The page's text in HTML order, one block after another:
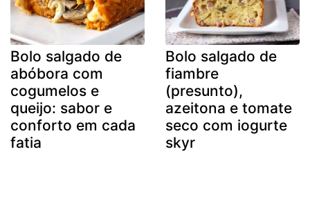
Bolo salgado de
abóbora com
cogumelos e
queijo: sabor e
conforto em cada
fatia
Bolo salgado de
fiambre
(presunto),
azeitona e tomate
seco com iogurte
skyr